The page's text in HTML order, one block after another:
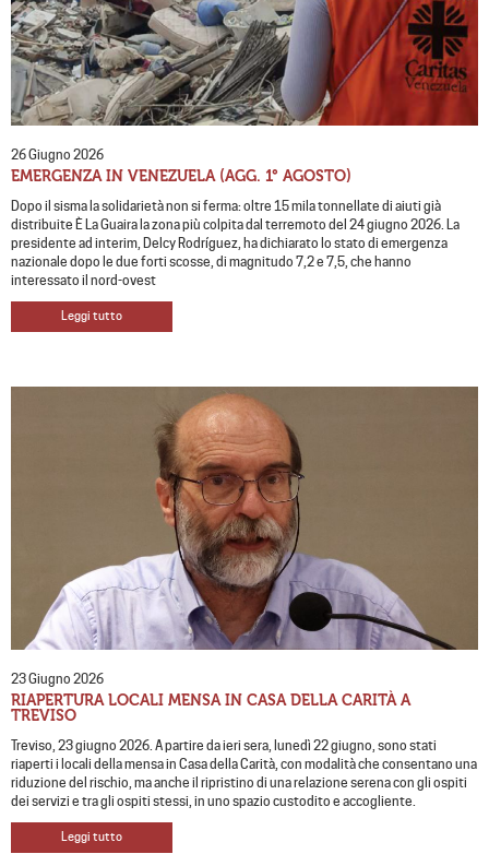
26 Giugno 2026
EMERGENZA IN VENEZUELA (AGG. 1° AGOSTO)
Dopo il sisma la solidarietà non si ferma: oltre 15 mila tonnellate di aiuti già
distribuite È La Guaira la zona più colpita dal terremoto del 24 giugno 2026. La
presidente ad interim, Delcy Rodríguez, ha dichiarato lo stato di emergenza
nazionale dopo le due forti scosse, di magnitudo 7,2 e 7,5, che hanno
interessato il nord-ovest
Leggi tutto
23 Giugno 2026
RIAPERTURA LOCALI MENSA IN CASA DELLA CARITÀ A
TREVISO
Treviso, 23 giugno 2026. A partire da ieri sera, lunedì 22 giugno, sono stati
riaperti i locali della mensa in Casa della Carità, con modalità che consentano una
riduzione del rischio, ma anche il ripristino di una relazione serena con gli ospiti
dei servizi e tra gli ospiti stessi, in uno spazio custodito e accogliente.
Leggi tutto